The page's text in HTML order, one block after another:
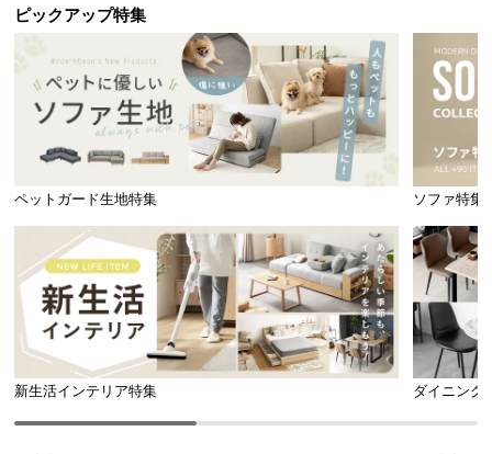
ピックアップ特集
ペットガード生地特集 ソファ特集
新生活インテリア特集 ダイニング